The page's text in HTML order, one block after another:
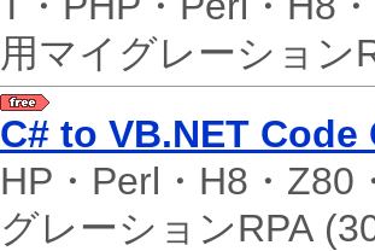
用マイグレーション
C# to VB.NET
HP・Perl・H8・Z80
グレーションRPA